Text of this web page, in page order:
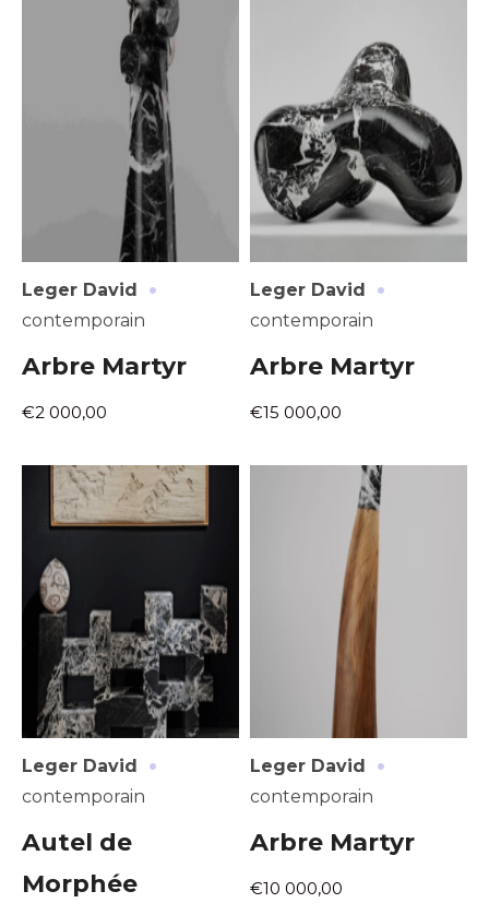
Leger David ·
contemporain
Arbre Martyr
€2 000,00
Leger David ·
contemporain
Arbre Martyr
€15 000,00
Leger David ·
contemporain
Autel de
Morphée
Leger David ·
contemporain
Arbre Martyr
€10 000,00